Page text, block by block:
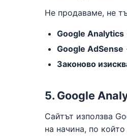
Не продаваме, не
Google Analytics
Google AdSense
Законово
5. Google
Сайтът използва
на начина, по